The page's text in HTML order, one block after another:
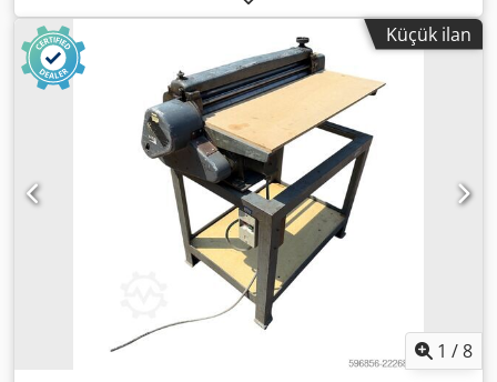
Küçük ilan
1 /8